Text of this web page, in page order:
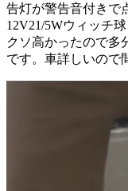
告灯が警告音付きで
12V21/5Wウィッチ球
クソ高かったので多
です。車詳しいので